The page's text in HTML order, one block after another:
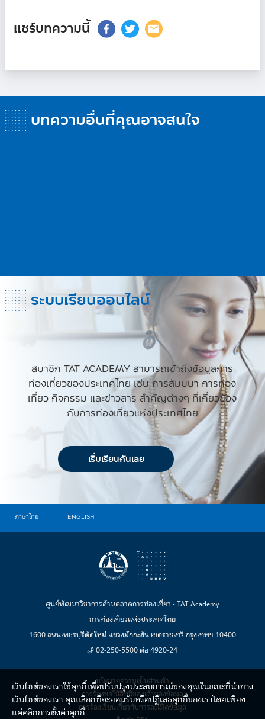
แชร์บทความนี้
บทความอื่นที่คุณอาจสนใจ
ระบบเรียนออนไลน์
สมาชิก TAT ACADEMY สามารถเข้าถึงข้อมูลการ
ท่องเที่ยวของประเทศไทย เช่น การสัมมนา การท่อง
เที่ยว กิจกรรม และข่าวสาร สำคัญต่างๆ ที่เกี่ยวข้อง
กับการท่องเที่ยวแห่งประเทศไทย
เริ่มเรียนกันเลย
ภาษาไทย ENGLISH
ศูนย์พัฒนาวิชาการด้านตลาดการท่องเที่ยว - TAT Academy
การท่องเที่ยวแห่งประเทศไทย
1600 ถนนเพชรบุรีตัดใหม่ แขวงมักกะสัน เขตราชเทวี กรุงเทพฯ 10400
02-250-5500 ต่อ 4920-24
นโยบายความเป็นส่วนตัว
การร้องขอใช้สิทธิของเจ้าของข้อมูล
การร้องเรียนเกี่ยวกับการละเมิดข้อมูล
เว็บไซต์ของเราใช้คุกกี้เพื่อปรับปรุงประสบการณ์ของคุณในขณะที่นำทาง
เว็บไซต์ของเรา คุณเลือกที่จะยอมรับหรือปฏิเสธคุกกี้ของเราโดยเพียง
แค่คลิกการตั้งค่าคุกกี้